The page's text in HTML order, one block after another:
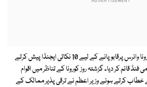
وزیراعظم عمران خان نے کورونا وائرس پرقابو پانے کے لیے 10 نکاتی ایجنڈا پیش کرتے
فنڈ قائم کر دیا۔ گزشتہ روز کورونا کے تناظر میں اقوام
کرتے ہوئے وزیر اعظم نے ترقی پذیر ممالک کے